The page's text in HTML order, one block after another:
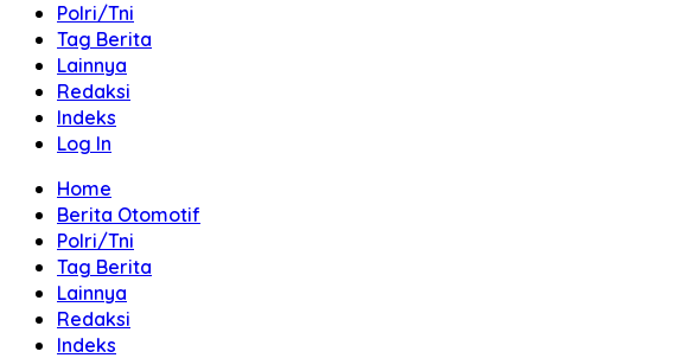
Polri/Tni
Tag Berita
Lainnya
Redaksi
Indeks
Log In
Home
Berita Otomotif
Polri/Tni
Tag Berita
Lainnya
Redaksi
Indeks